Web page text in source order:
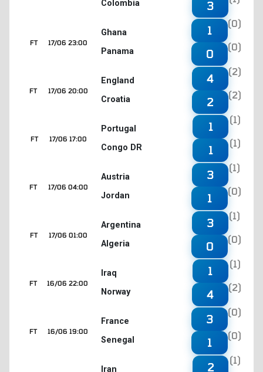
Colombia 3
17/06 23:00
FT
Ghana
Panama
1
(0)
0
(0)
17/06 20:00
FT
England
Croatia
4
(2)
2
(2)
17/06 17:00
FT
Portugal
Congo DR
1
(1)
1
(1)
17/06 04:00
FT
Austria
Jordan
3
(1)
1
(0)
17/06 01:00
FT
Argentina
Algeria
3
(1)
0
(0)
16/06 22:00
FT
Iraq
Norway
1
(1)
4
(2)
16/06 19:00
FT
France
Senegal
3
(0)
1
(0)
Iran
2
(1)